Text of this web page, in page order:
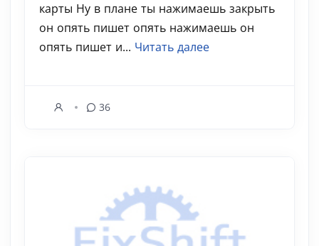
карты Ну в плане ты нажимаешь закрыть
он опять пишет опять нажимаешь он
опять пишет и... Читать далее
36